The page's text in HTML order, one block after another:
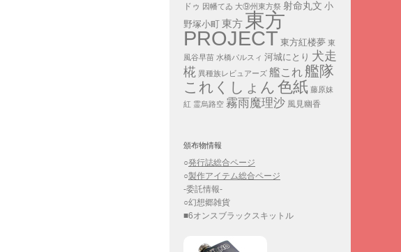
ドゥ 因幡てゐ 大⑨州東方祭 射命丸文 小
野塚小町 東方 東方
PROJECT 東方紅楼夢 東
風谷早苗 水橋パルスィ 河城にとり 犬走
椛 異種族レビュアーズ 艦これ艦隊
これくしょん 色紙 藤原妹
紅 霊烏路空 霧雨魔理沙 風見幽香
頒布物情報
○発行誌総合ページ
○製作アイテム総合ページ
-委託情報-
○幻想郷雑貨
■6オンスブラックスキットル